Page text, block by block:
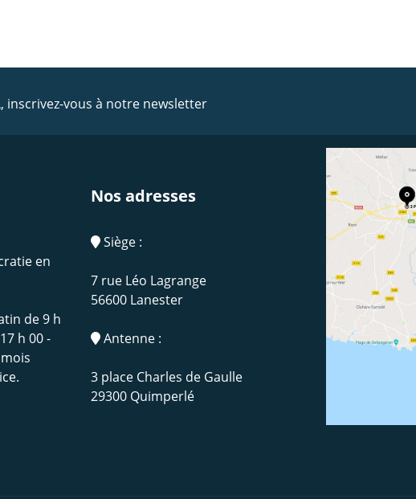
inscrivez-vous à notre newsletter
en
de 9 h
h 00 -
Nos adresses
Siège :
7 rue Léo Lagrange
56600 Lanester
Antenne :
3 place Charles de Gaulle
29300 Quimperlé